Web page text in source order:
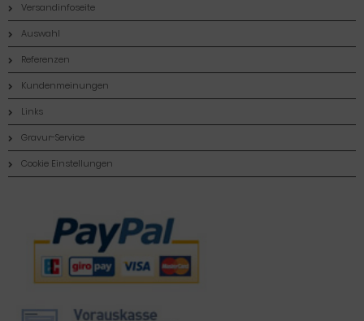
Versandinfoseite
Auswahl
Referenzen
Kundenmeinungen
Links
Gravur-Service
Cookie Einstellungen
Zahlungsmethoden